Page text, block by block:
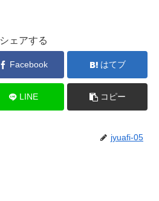
シェアする
Facebook はてブ
LINE コピー
jyuafi-05